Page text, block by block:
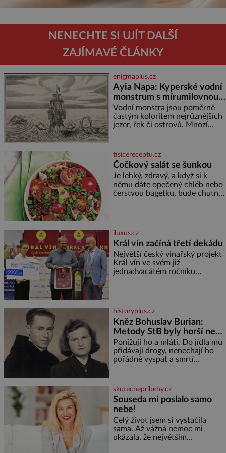
NENECHTE SI UJÍT DALŠÍ
ZAJÍMAVÉ ČLÁNKY
enigmaplus.cz
Ayia Napa: Kyperské vodní
monstrum s mírumilovnou
povahou
Vodní monstra jsou poměrně
častým koloritem nejrůznějších
jezer, řek či ostrovů. Mnozí
přitáhnout k němu pozornost
záhadám nakloněných turi
tisicereceptu.cz
Čočkový salát se šunkou
Je lehký, zdravý, a když si k
němu dáte opečený chléb nebo
čerstvou bagetku, bude chutnat
cibule 2 lžíce
iluxus.cz
Král vín začíná třetí dekádu
Největší český vinařský projekt
Král vín ve svém již
jednadvacátém ročníku
historyplus.cz
Kněz Bohuslav Burian:
Metody StB byly horší než
gestapácké trýznění
Ponižují ho a mlátí. Do jídla mu
přidávají drogy, nenechají ho
pořádně vyspat a smrtí
estébákům podepíše všechno,
co po něm chtějí. Svým
podpisem jim potvrdí také to, že
na něj během výslechů nikdo
nevyvíjel fyzický ani psychický
nátlak. Syn brněnského řezníka
chce být knězem a
skutecnepribehy.cz
Souseda mi poslalo samo
nebe!
Celý život jsem si vystačila
sama. Až vážná nemoc mi
ukázala, že největším